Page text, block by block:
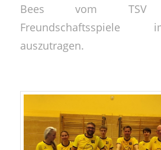
Bees vom TSV
auszutragen.